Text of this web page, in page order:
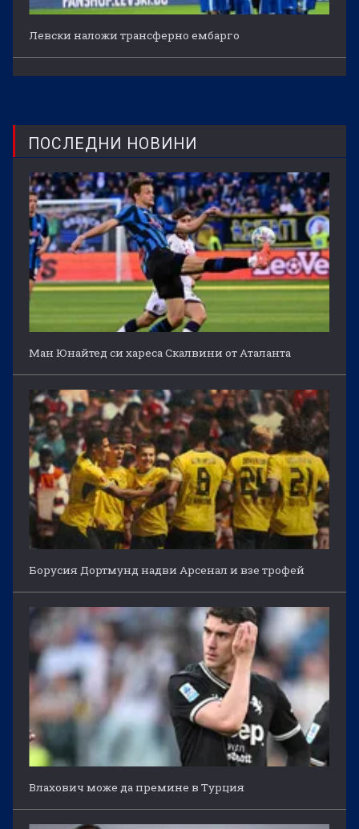
Левски наложи трансферно ембарго
ПОСЛЕДНИ НОВИНИ
Ман Юнайтед си хареса Скалвини от Аталанта
Борусия Дортмунд надви Арсенал и взе трофей
Влахович може да премине в Турция